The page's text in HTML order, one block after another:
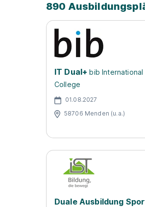
890
IT Dual+ bib International
College
01.08.2027
58706 Menden (u.a.)
Duale Ausbildung